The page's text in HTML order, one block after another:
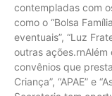
contempladas com
como o “Bolsa
eventuais”, “Luz
outras
convênios que
Criança”, “APAE” e